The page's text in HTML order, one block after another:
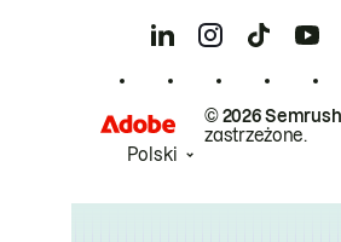
© 2026
zastrzeżone.
Polski